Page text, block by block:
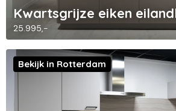
Kwartsgrijze eiken
25.995,-
Bekijk in Rotterdam